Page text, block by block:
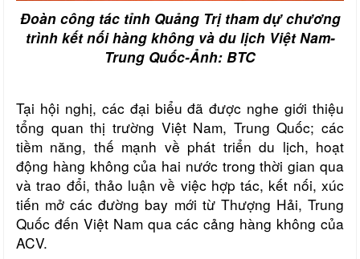
Đoàn công tác tỉnh Quảng Trị tham dự chương
trình kết nối hàng không và du lịch Việt Nam-
Trung Quốc-Ảnh: BTC
Tại hội nghị, các đại biểu đã được nghe giới thiệu
tổng quan thị trường Việt Nam, Trung Quốc; các
tiềm năng, thế mạnh về phát triển du lịch, hoạt
động hàng không của hai nước trong thời gian qua
và trao đổi, thảo luận về việc hợp tác, kết nối, xúc
tiến mở các đường bay mới từ Thượng Hải, Trung
Quốc đến Việt Nam qua các cảng hàng không của
ACV.